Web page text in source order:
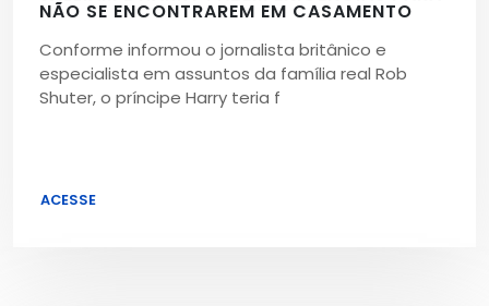
NÃO SE ENCONTRAREM EM CASAMENTO
Conforme informou o jornalista britânico e
especialista em assuntos da família real Rob
Shuter, o príncipe Harry teria f
ACESSE